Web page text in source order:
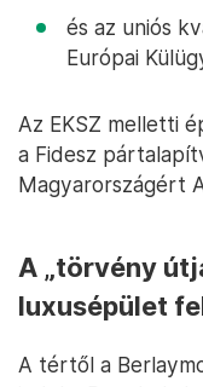
és az uniós
Európai
Az EKSZ melletti
a Fidesz
Magyarországért
A „törvény
luxusépület
A tértől a